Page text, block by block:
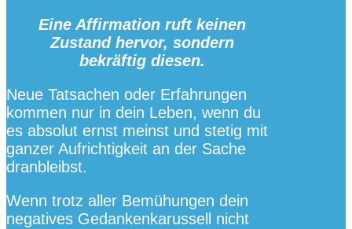
Eine Affirmation ruft keinen
Zustand hervor, sondern
bekräftig diesen.
Neue Tatsachen oder Erfahrungen
kommen nur in dein Leben, wenn du
es absolut ernst meinst und stetig mit
ganzer Aufrichtigkeit an der Sache
dranbleibst.
Wenn trotz aller Bemühungen dein
negatives Gedankenkarussell nicht